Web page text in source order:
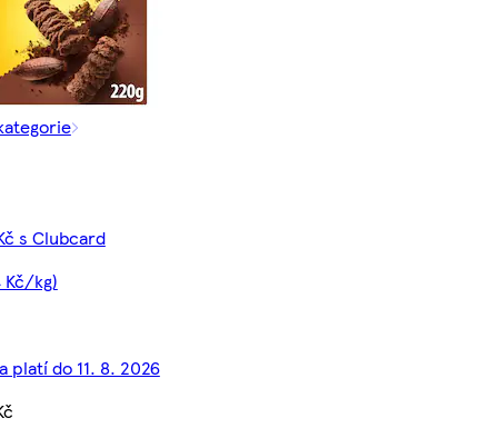
s Clubcard
Kč/kg)
platí do 11. 8. 2026